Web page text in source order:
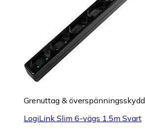
Grenuttag & överspänningsskydd
LogiLink Slim 6-vägs 1.5m Svart